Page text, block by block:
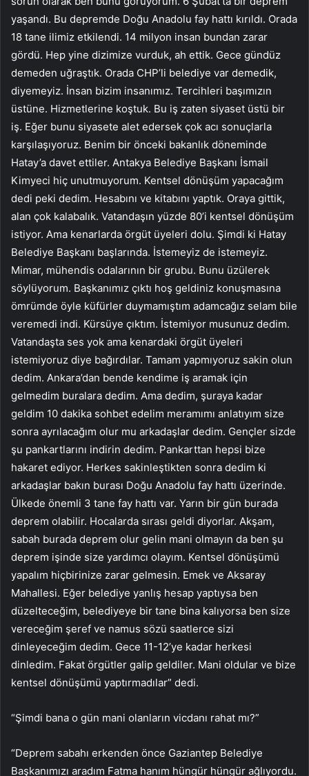
yaşandı. Bu depremde Doğu Anadolu fay hattı kırıldı. Orada
18 tane ilimiz etkilendi. 14 milyon insan bundan zarar
gördü. Hep yine dizimize vurduk, ah ettik. Gece gündüz
demeden uğraştık. Orada CHP’li belediye var demedik,
diyemeyiz. İnsan bizim insanımız. Tercihleri başımızın
üstüne. Hizmetlerine koştuk. Bu iş zaten siyaset üstü bir
iş. Eğer bunu siyasete alet edersek çok acı sonuçlarla
karşılaşıyoruz. Benim bir önceki bakanlık döneminde
Hatay’a davet ettiler. Antakya Belediye Başkanı İsmail
Kimyeci hiç unutmuyorum. Kentsel dönüşüm yapacağım
dedi peki dedim. Hesabını ve kitabını yaptık. Oraya gittik,
alan çok kalabalık. Vatandaşın yüzde 80’i kentsel dönüşüm
istiyor. Ama kenarlarda örgüt üyeleri dolu. Şimdi ki Hatay
Belediye Başkanı başlarında. İstemeyiz de istemeyiz.
Mimar, mühendis odalarının bir grubu. Bunu üzülerek
söylüyorum. Başkanımız çıktı hoş geldiniz konuşmasına
ömrümde öyle küfürler duymamıştım adamcağız selam bile
veremedi indi. Kürsüye çıktım. İstemiyor musunuz dedim.
Vatandaşta ses yok ama kenardaki örgüt üyeleri
istemiyoruz diye bağırdılar. Tamam yapmıyoruz sakin olun
dedim. Ankara’dan bende kendime iş aramak için
gelmedim buralara dedim. Ama dedim, şuraya kadar
geldim 10 dakika sohbet edelim meramımı anlatıyım size
sonra ayrılacağım olur mu arkadaşlar dedim. Gençler sizde
şu pankartlarını indirin dedim. Pankarttan hepsi bize
hakaret ediyor. Herkes sakinleştikten sonra dedim ki
arkadaşlar bakın burası Doğu Anadolu fay hattı üzerinde.
Ülkede önemli 3 tane fay hattı var. Yarın bir gün burada
deprem olabilir. Hocalarda sırası geldi diyorlar. Akşam,
sabah burada deprem olur gelin mani olmayın da ben şu
deprem işinde size yardımcı olayım. Kentsel dönüşümü
yapalım hiçbirinize zarar gelmesin. Emek ve Aksaray
Mahallesi. Eğer belediye yanlış hesap yaptıysa ben
düzelteceğim, belediyeye bir tane bina kalıyorsa ben size
vereceğim şeref ve namus sözü saatlerce sizi
dinleyeceğim dedim. Gece 11-12’ye kadar herkesi
dinledim. Fakat örgütler galip geldiler. Mani oldular ve bize
kentsel dönüşümü yaptırmadılar” dedi.
“Şimdi bana o gün mani olanların vicdanı rahat mı?”
“Deprem sabahı erkenden önce Gaziantep Belediye
Başkanımızı aradım Fatma hanım hüngür hüngür ağlıyordu.